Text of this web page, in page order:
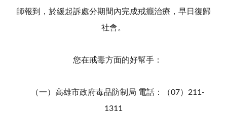
師報到，於緩起訴處分期間內完成戒癮治療，早日復歸
社會。
您在戒毒方面的好幫手：
（一）高雄市政府毒品防制局 電話：（07）211-
1311